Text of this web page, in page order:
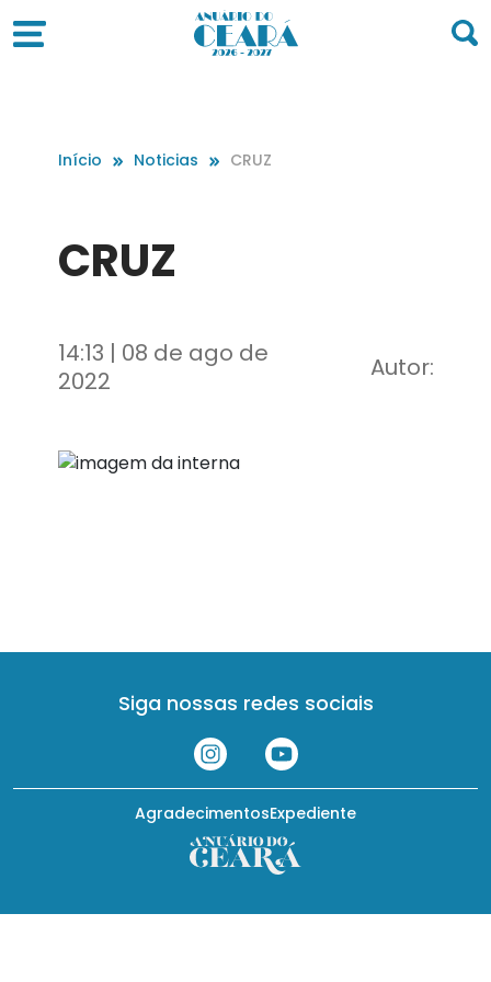
Início Noticias CRUZ
CRUZ
14:13 | 08 de ago de
2022
Autor:
Siga nossas redes sociais
Expediente
Agradecimentos